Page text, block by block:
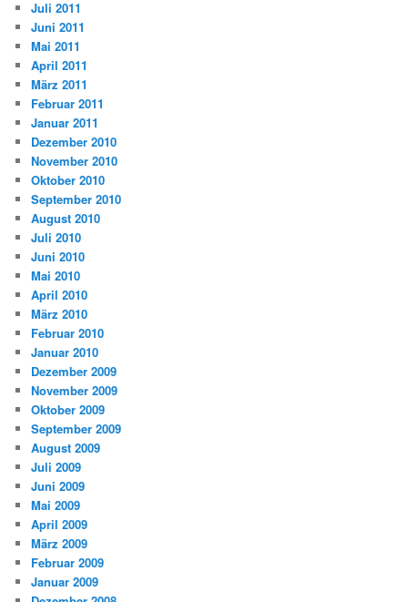
Juli 2011
Juni 2011
Mai 2011
April 2011
März 2011
Februar 2011
Januar 2011
Dezember 2010
November 2010
Oktober 2010
September 2010
August 2010
Juli 2010
Juni 2010
Mai 2010
April 2010
März 2010
Februar 2010
Januar 2010
Dezember 2009
November 2009
Oktober 2009
September 2009
August 2009
Juli 2009
Juni 2009
Mai 2009
April 2009
März 2009
Februar 2009
Januar 2009